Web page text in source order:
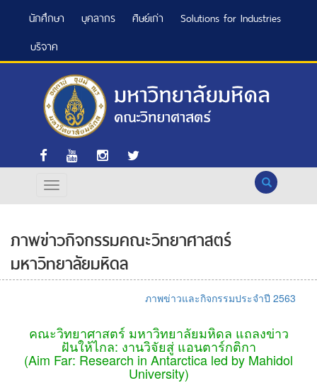
นักศึกษา บุคลากร ศิษย์เก่า
Solutions for Industries
บริจาค
Search
ภาพข่าวกิจกรรมคณะวิทยาศาสตร์
มหาวิทยาลัยมหิดล
ภาพข่าวและกิจกรรมประจำปี 2563
คณะวิทยาศาสตร์ มหาวิทยาลัยมหิดล แถลงข่าว
ฝันให้ไกล: งานวิจัยสู่ แอนตาร์กติกา
(Aim Far: Research in Antarctica led by Mahidol
University)